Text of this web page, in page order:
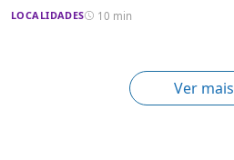
LOCALIDADES 10 min
Ver mais